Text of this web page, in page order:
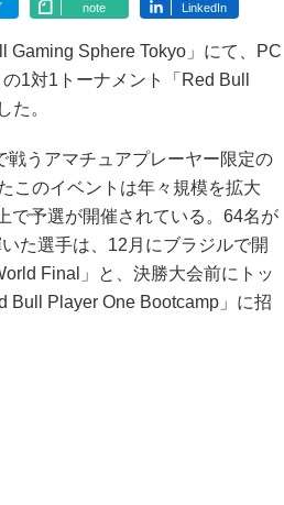
note LinkedIn
Sphere Tokyo」にて、PC
1対1トーナメント「Red Bull
た。
うアマチュアプレーヤー限定の
このイベントは年々規模を拡大
で予選が開催されている。64名が
た選手は、12月にブラジルで開
Final」と、決勝大会前にトッ
Bull Player One Bootcamp」に招